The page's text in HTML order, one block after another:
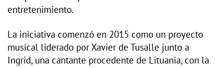
entretenimiento.
La iniciativa comenzó en 2015 como un proyecto
musical liderado por Xavier de Tusalle junto a
Ingrid, una cantante procedente de Lituania, con la